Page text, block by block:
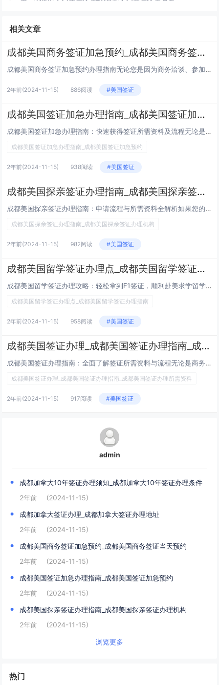
相关文章
成都美国商务签证加急预约_成都美国商务签证当天预约
成都美国商务签证加急预约办理指南无论您是因为商务洽谈、参加会议，还是其他紧急的商务需求，申请美国商务签证时，选择加急预约...
2年前(2024-11-15) 886阅读 #美国签证
成都美国签证加急办理指南_成都美国签证加急预约
成都美国签证加急办理指南：快速获得签证所需资料及流程无论是因商务出差、紧急家庭事务，还是计划在短时间内赴美，成都的美国签...
成都美国签证加急办理指南_成都美国签证加急预约
2年前(2024-11-15) 938阅读 #美国签证
成都美国探亲签证办理指南_成都美国探亲签证办理机构
成都美国探亲签证办理指南：申请流程与所需资料全解析如果您的亲朋好友在美国，并计划前往探亲，办理美国探亲签证（B2签证）是...
成都美国探亲签证办理指南_成都美国探亲签证办理机构
2年前(2024-11-15) 982阅读 #美国签证
成都美国留学签证办理点_成都美国留学签证办理指南
成都美国留学签证办理攻略：轻松拿到F1签证，顺利赴美求学留学美国是许多中国学生的梦想，而成功获得美国留学签证（F1签证）...
成都美国留学签证办理点_成都美国留学签证办理指南
2年前(2024-11-15) 958阅读 #美国签证
成都美国签证办理_成都美国签证办理指南_成都美国签证办理所需资料
成都美国签证办理指南：全面了解签证所需资料与流程无论是商务、旅游还是留学目的，申请美国签证时必须遵循一定的流程并准备相关...
成都美国签证办理_成都美国签证办理指南_成都美国签证办理所需资料
2年前(2024-11-15) 917阅读 #美国签证
admin
成都加拿大10年签证办理须知_成都加拿大10年签证办理条件
2年前
(2024-11-15)
成都加拿大签证办理_成都加拿大签证办理地址
2年前
(2024-11-15)
成都美国商务签证加急预约_成都美国商务签证当天预约
2年前
(2024-11-15)
成都美国签证加急办理指南_成都美国签证加急预约
2年前
(2024-11-15)
成都美国探亲签证办理指南_成都美国探亲签证办理机构
2年前
(2024-11-15)
浏览更多
热门